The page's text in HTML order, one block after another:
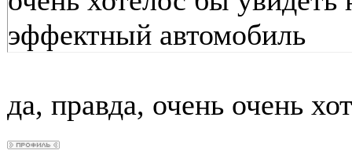
эффектный автомобиль
да, правда, очень очень